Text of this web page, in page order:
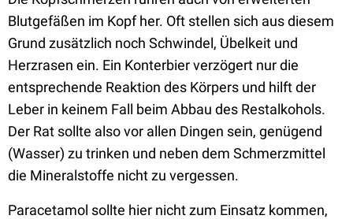
Blutgefäßen im Kopf her. Oft stellen sich aus diesem
Grund zusätzlich noch Schwindel, Übelkeit und
Herzrasen ein. Ein Konterbier verzögert nur die
entsprechende Reaktion des Körpers und hilft der
Leber in keinem Fall beim Abbau des Restalkohols.
Der Rat sollte also vor allen Dingen sein, genügend
(Wasser) zu trinken und neben dem Schmerzmittel
die Mineralstoffe nicht zu vergessen.
Paracetamol sollte hier nicht zum Einsatz kommen,